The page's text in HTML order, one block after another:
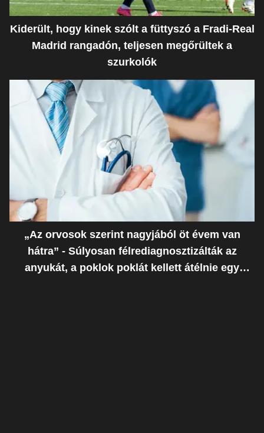
Kiderült, hogy kinek szólt a füttyszó a Fradi-Real
Madrid rangadón, teljesen megőrültek a
szurkolók
„Az orvosok szerint nagyjából öt évem van
hátra” - Súlyosan félrediagnosztizálták az
anyukát, a poklok poklát kellett átélnie egy